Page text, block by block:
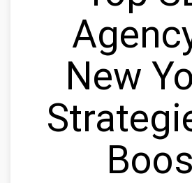
New